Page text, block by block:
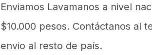
Enviamos Lavamanos a nivel
$10.000 pesos. Contáctanos al
envio al resto de país.